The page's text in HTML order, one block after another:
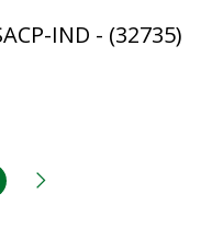
IND - (32735)
anterior